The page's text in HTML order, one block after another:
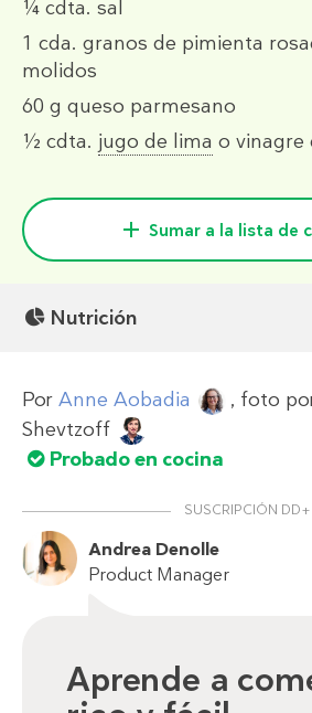
¼ cdta. sal
1 cda. granos de pimienta
molidos
60 g queso parmesano
½ cdta. jugo de lima o vinagre
Sumar a la lista de
Nutrición
Por Anne Aobadia , foto
Shevtzoff
Probado en cocina
SUSCRIPCIÓN DD+
Andrea Denolle
Product Manager
Aprende a